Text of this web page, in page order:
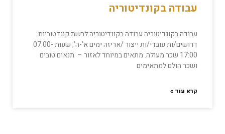
עבודה בקונדיטוריה
עבודה בקונדיטוריה עבודה בקונדיטוריה לרשת קונדטוריות
דרושים/ות עובדי/ות ייצור /אריזה ימים א’-ה’, שעות 07:00-
17:00 שכר מעולה. מתאים במיוחד לאזור – תנאים טובים
ושכר הולם למתאימים
קרא עוד »